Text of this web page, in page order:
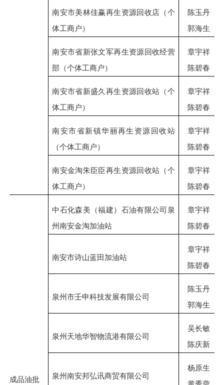
南安市美林佳赢再生资源回收店（个
体工商户）
陈玉丹
郭海生
南安市省新张文军再生资源回收经营
部（个体工商户）
章宇祥
陈碧春
南安市省新盛久再生资源回收站（个
体工商户）
章宇祥
陈碧春
南安市省新镇华丽再生资源回收站
（个体工商户）
章宇祥
陈碧春
南安金淘朱臣臣再生资源回收站（个
体工商户）
章宇祥
陈碧春
成品油批
中石化森美（福建）石油有限公司泉
州南安金淘加油站
章宇祥
陈碧春
南安市诗山蓝田加油站
章宇祥
陈碧春
泉州市壬申科技发展有限公司
陈玉丹
郭海生
泉州天地华智物流港有限公司
吴长敏
陈庆新
泉州南安邦弘讯商贸有限公司
杨原生